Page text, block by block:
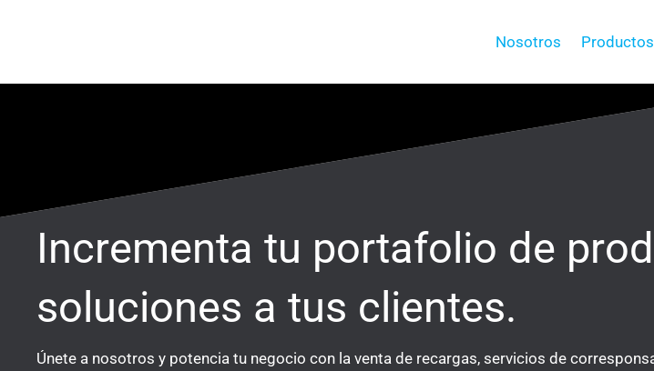
Nosotros Productos
Incrementa tu portafolio de
soluciones a tus clientes.
Únete a nosotros y potencia tu negocio con la venta de recargas, servicios de